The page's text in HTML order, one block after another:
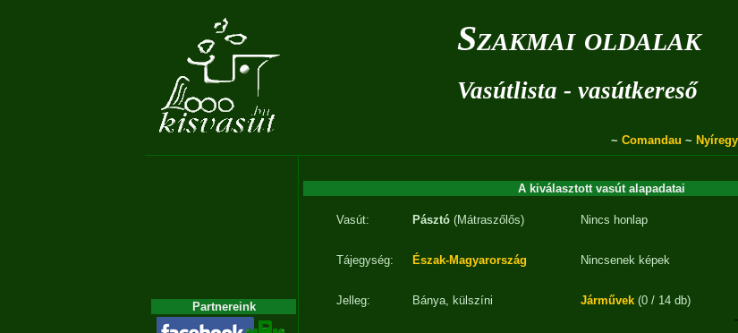
Szakmai oldalak
Vasútlista - vasútkereső
~ Comandau ~
Partnereink
A kiválasztott vasút alapadatai
Vasút: Pásztó (Mátraszőlős)
Tájegység: Észak-Magyarország
Jelleg: Bánya, külszíni
Nincs honlap
Nincsenek képek
Járművek (0 / 14 db)